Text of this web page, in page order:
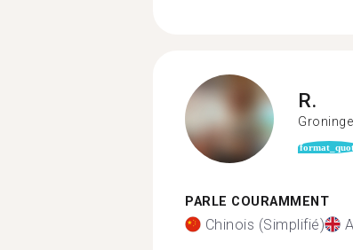
R.
PARLE COURAMMENT
Chinois (Simplifié)